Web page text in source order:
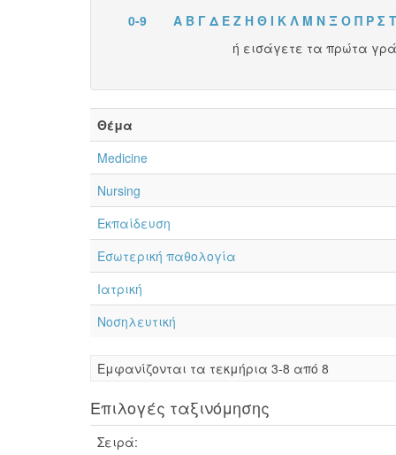
0-9 Α Β Γ Δ Ε Ζ Η Θ Ι Κ Λ Μ Ν Ξ Ο Π Ρ Σ Τ
ή εισάγετε τα πρώτα
Θέμα
Medicine
Nursing
Εκπαίδευση
Εσωτερική παθολογία
Ιατρική
Νοσηλευτική
Eμφανίζονται τα τεκμήρια 3-8 από 8
Επιλογές ταξινόμησης
Σειρά: